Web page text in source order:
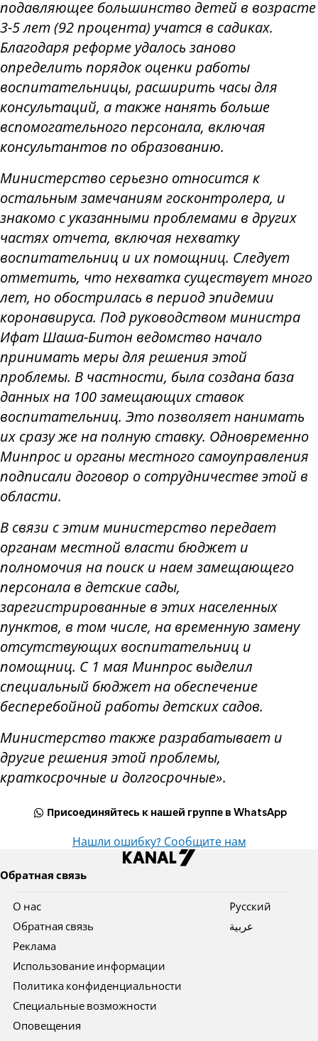
подавляющее большинство детей в возрасте
3-5 лет (92 процента) учатся в садиках.
Благодаря реформе удалось заново
определить порядок оценки работы
воспитательницы, расширить часы для
консультаций, а также нанять больше
вспомогательного персонала, включая
консультантов по образованию.
Министерство серьезно относится к
остальным замечаниям госконтролера, и
знакомо с указанными проблемами в других
частях отчета, включая нехватку
воспитательниц и их помощниц. Следует
отметить, что нехватка существует много
лет, но обострилась в период эпидемии
коронавируса. Под руководством министра
Ифат Шаша-Битон ведомство начало
принимать меры для решения этой
проблемы. В частности, была создана база
данных на 100 замещающих ставок
воспитательниц. Это позволяет нанимать
их сразу же на полную ставку. Одновременно
Минпрос и органы местного самоуправления
подписали договор о сотрудничестве этой в
области.
В связи с этим министерство передает
органам местной власти бюджет и
полномочия на поиск и наем замещающего
персонала в детские сады,
зарегистрированные в этих населенных
пунктов, в том числе, на временную замену
отсутствующих воспитательниц и
помощниц. С 1 мая Минпрос выделил
специальный бюджет на обеспечение
бесперебойной работы детских садов.
Министерство также разрабатывает и
другие решения этой проблемы,
краткосрочные и долгосрочные».
Присоединяйтесь к нашей группе в WhatsApp
Нашли ошибку? Сообщите нам
Обратная связь
О нас
Обратная связь
Реклама
Использование информации
Политика конфиденциальности
Специальные возможности
Оповещения
Pусский
عربية